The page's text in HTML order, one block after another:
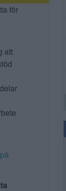
för
att